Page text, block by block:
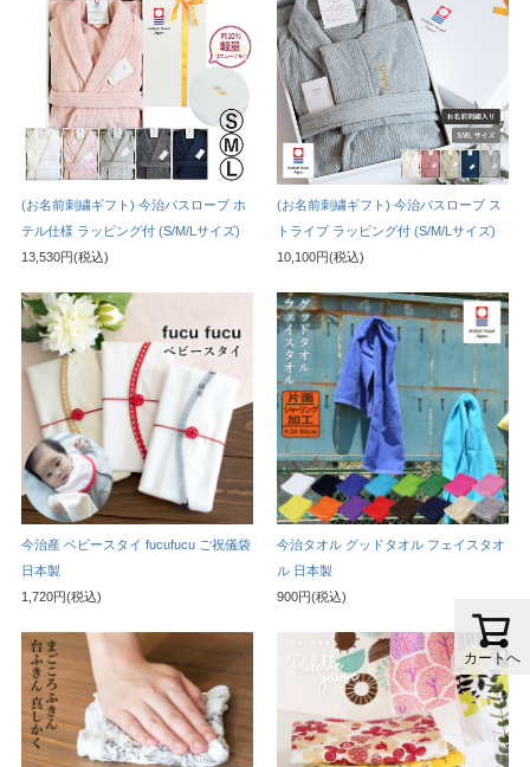
(お名前刺繍ギフト) 今治バスローブ ホ
テル仕様 ラッピング付 (S/M/Lサイズ)
13,530円(税込)
(お名前刺繍ギフト) 今治バスローブ ス
トライプ ラッピング付 (S/M/Lサイズ)
10,100円(税込)
今治産 ベビースタイ fucufucu ご祝儀袋
日本製
1,720円(税込)
今治タオル グッドタオル フェイスタオ
ル 日本製
900円(税込)
カートへ